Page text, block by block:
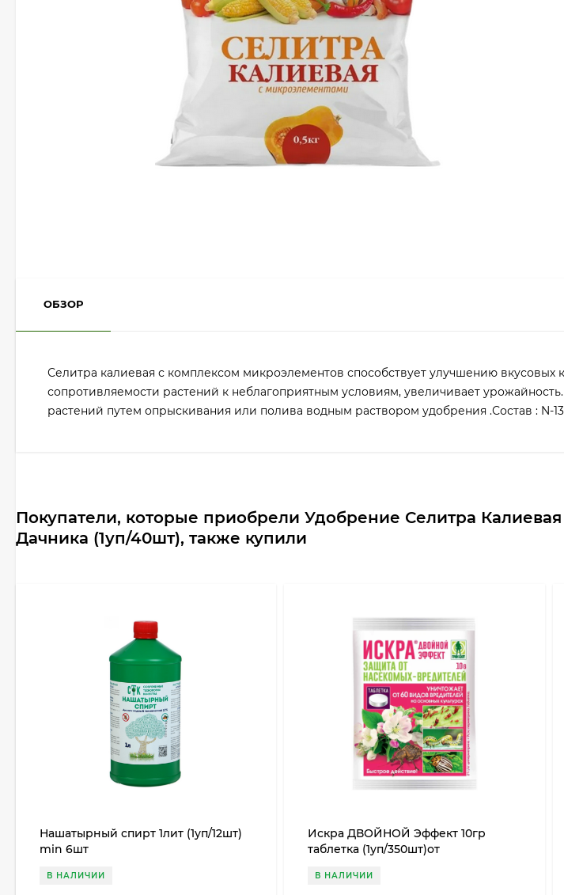
ОБЗОР
Селитра калиевая с комплексом микроэлементов способствует улучшению вкусовых
сопротивляемости растений к неблагоприятным условиям, увеличивает
растений путем опрыскивания или полива водным раствором удобрения .Состав : N-
Покупатели, которые приобрели Удобрение Селитра Калиевая
Дачника (1уп/40шт), также купили
Нашатырный спирт 1лит (1уп/12шт)
min 6шт
В НАЛИЧИИ
Искра ДВОЙНОЙ Эффект 10гр
таблетка (1уп/350шт)от
В НАЛИЧИИ